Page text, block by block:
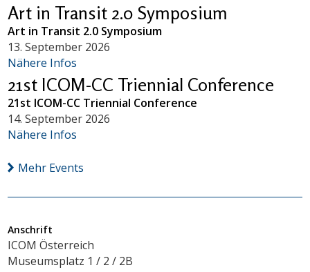
Art in Transit 2.0 Symposium
Art in Transit 2.0 Symposium
13. September 2026
Nähere Infos
21st ICOM-CC Triennial Conference
21st ICOM-CC Triennial Conference
14. September 2026
Nähere Infos
Mehr Events
Anschrift
ICOM Österreich
Museumsplatz 1 / 2 / 2B